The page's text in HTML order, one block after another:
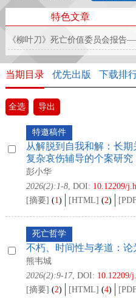
特色文章
《柳叶刀》死亡价值委员会报
当期目录 优先出版 下载排
全选 导出
特邀稿件
从解脱到自我和解：长
复杂哀伤辅导的个案研究
彭小华
2026(2):1-8, DOI: 10.12209/
[摘要] (1) [HTML] (2)
死亡哲学
不朽、时间性与孝道：
熊韦城
2026(2):9-17, DOI: 10.12209/
[摘要] (2) [HTML] (4)